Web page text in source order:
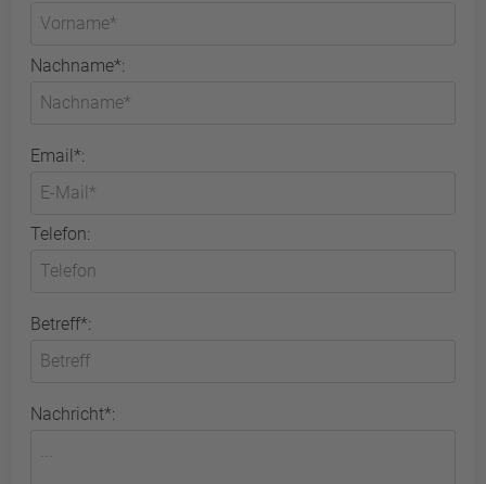
Nachname*:
Email*:
Telefon:
Betreff*:
Nachricht*: